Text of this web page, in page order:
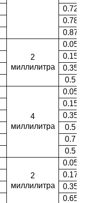
0.72
0.78
0.87
2
миллилитра
0.05
0.15
0.35
0.5
4
миллилитра
0.05
0.15
0.35
0.5
0.7
0.5
2
миллилитра
0.05
0.17
0.35
0.65